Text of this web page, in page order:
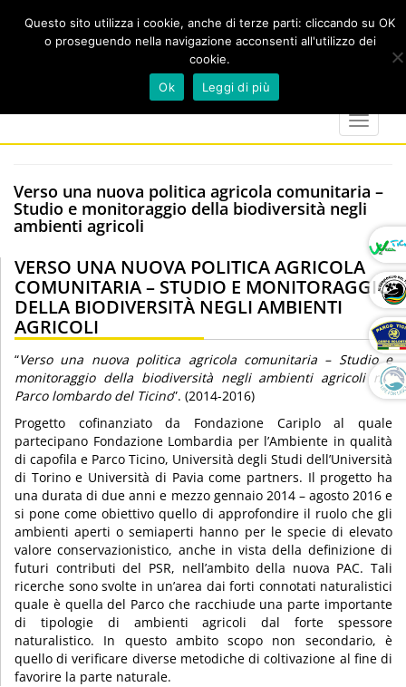
marker
calendar
Toggle
Verso una nuova politica agricola comunitaria –
Studio e monitoraggio della biodiversità negli
ambienti agricoli
VERSO UNA NUOVA POLITICA AGRICOLA
COMUNITARIA – STUDIO E MONITORAGGIO
DELLA BIODIVERSITÀ NEGLI AMBIENTI
AGRICOLI
“Verso una nuova politica agricola comunitaria – Studio e
monitoraggio della biodiversità negli ambienti agricoli nel
Parco lombardo del Ticino”. (2014-2016)
Progetto cofinanziato da Fondazione Cariplo al quale
partecipano Fondazione Lombardia per l’Ambiente in qualità
di capofila e Parco Ticino, Università degli Studi dell’Università
di Torino e Università di Pavia come partners. Il progetto ha
una durata di due anni e mezzo gennaio 2014 – agosto 2016 e
si pone come obiettivo quello di approfondire il ruolo che gli
ambienti aperti o semiaperti hanno per le specie di elevato
valore conservazionistico, anche in vista della definizione di
futuri contributi del PSR, nell’ambito della nuova PAC. Tali
ricerche sono svolte in un’area dai forti connotati naturalistici
quale è quella del Parco che racchiude una parte importante
di tipologie di ambienti agricoli dal forte spessore
naturalistico. In questo ambito scopo non secondario, è
quello di verificare diverse metodiche di coltivazione al fine di
favorire la parte naturale.
Questo sito utilizza i cookie, anche di terze parti: cliccando su OK
o proseguendo nella navigazione acconsenti all'utilizzo dei
cookie.
Ok
Leggi di più